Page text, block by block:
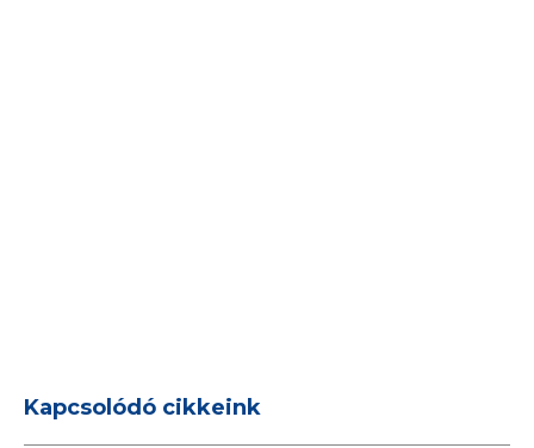
Kapcsolódó cikkeink